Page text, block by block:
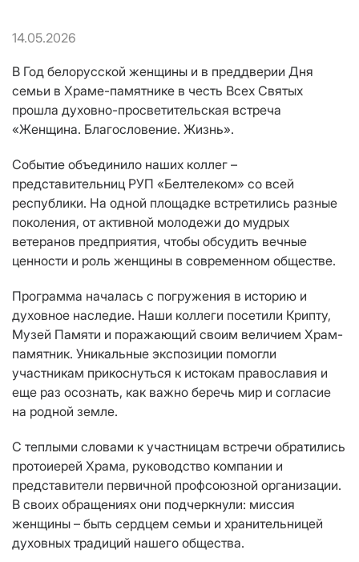
14.05.2026
В Год белорусской женщины и в преддверии Дня
семьи в Храме-памятнике в честь Всех Святых
прошла духовно-просветительская встреча
«Женщина. Благословение. Жизнь».
Событие объединило наших коллег –
представительниц РУП «Белтелеком» со всей
республики. На одной площадке встретились разные
поколения, от активной молодежи до мудрых
ветеранов предприятия, чтобы обсудить вечные
ценности и роль женщины в современном обществе.
Программа началась с погружения в историю и
духовное наследие. Наши коллеги посетили Крипту,
Музей Памяти и поражающий своим величием Храм-
памятник. Уникальные экспозиции помогли
участникам прикоснуться к истокам православия и
еще раз осознать, как важно беречь мир и согласие
на родной земле.
С теплыми словами к участницам встречи обратились
протоиерей Храма, руководство компании и
представители первичной профсоюзной организации.
В своих обращениях они подчеркнули: миссия
женщины – быть сердцем семьи и хранительницей
духовных традиций нашего общества.